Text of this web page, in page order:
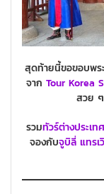
สุดท้ายนี้ขอขอบพ
จาก Tour Korea
สวย
รวมทัวร์ต่างประเทศ
จองกับจูบิลี่ แทรเ